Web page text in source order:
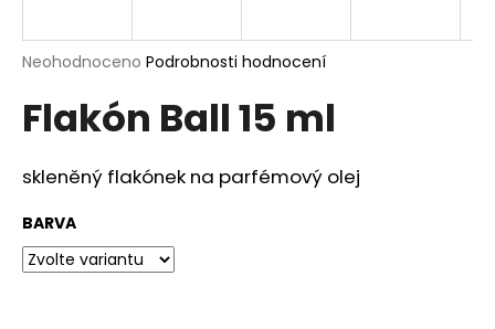
Průměrné
produktu
je
5
Neohodnoceno Podrobnosti hodnocení
Flakón Ball 15 ml
skleněný flakónek na parfémový olej
BARVA
j
t
?